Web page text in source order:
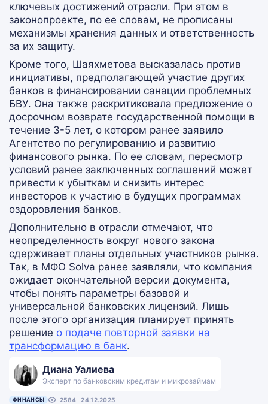
ключевых достижений отрасли. При этом в
законопроекте, по ее словам, не прописаны
механизмы хранения данных и ответственность
за их защиту.
Кроме того, Шаяхметова высказалась против
инициативы, предполагающей участие других
банков в финансировании санации проблемных
БВУ. Она также раскритиковала предложение о
досрочном возврате государственной помощи в
течение 3-5 лет, о котором ранее заявило
Агентство по регулированию и развитию
финансового рынка. По ее словам, пересмотр
условий ранее заключенных соглашений может
привести к убыткам и снизить интерес
инвесторов к участию в будущих программах
оздоровления банков.
Дополнительно в отрасли отмечают, что
неопределенность вокруг нового закона
сдерживает планы отдельных участников рынка.
Так, в МФО Solva ранее заявляли, что компания
ожидает окончательной версии документа,
чтобы понять параметры базовой и
универсальной банковских лицензий. Лишь
после этого организация планирует принять
решение о подаче повторной заявки на
трансформацию в банк.
Диана Уалиева
Эксперт по банковским кредитам и микрозаймам
ФИНАНСЫ 2584 24.12.2025